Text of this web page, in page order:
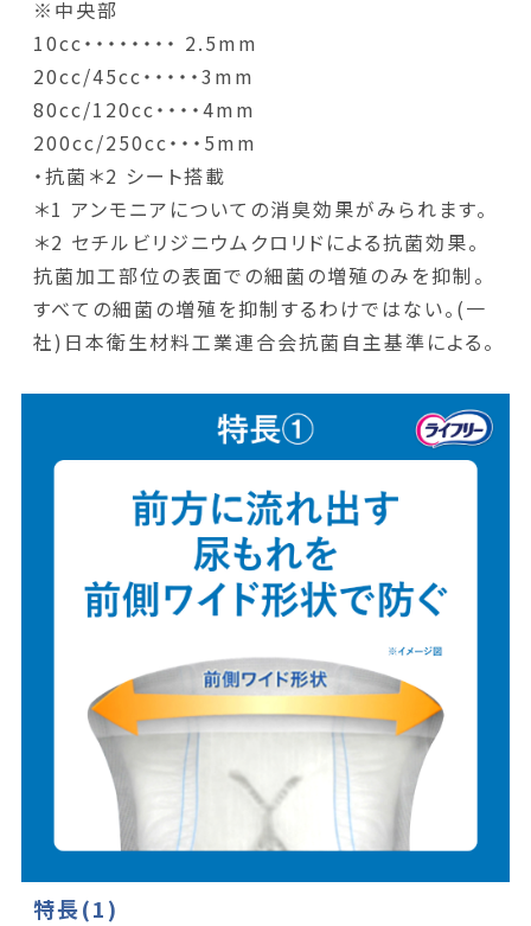
※中央部
10cc・・・・・・・・ 2.5mm
20cc/45cc・・・・・3mm
80cc/120cc・・・・4mm
200cc/250cc・・・5mm
・抗菌＊2 シート搭載
＊1 アンモニアについての消臭効果がみられます。
＊2 セチルビリジニウムクロリドによる抗菌効果。
抗菌加工部位の表面での細菌の増殖のみを抑制。
すべての細菌の増殖を抑制するわけではない。(一
社)日本衛生材料工業連合会抗菌自主基準による。
特長(1)